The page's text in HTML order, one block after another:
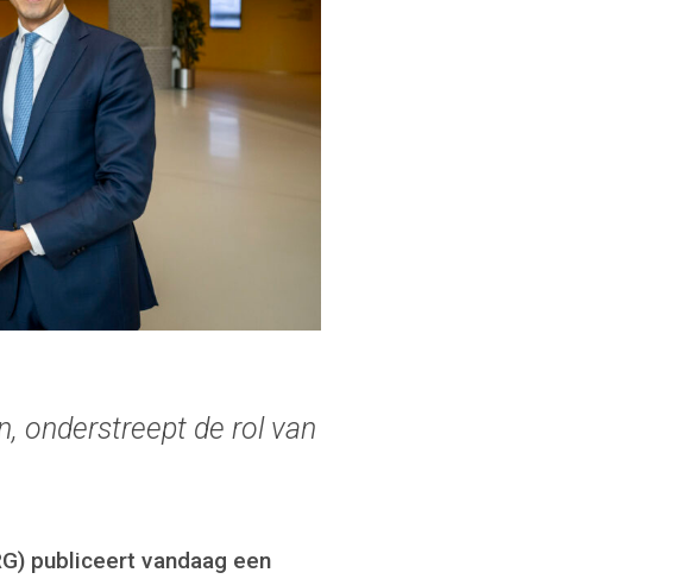
onderstreept de rol van
publiceert vandaag een